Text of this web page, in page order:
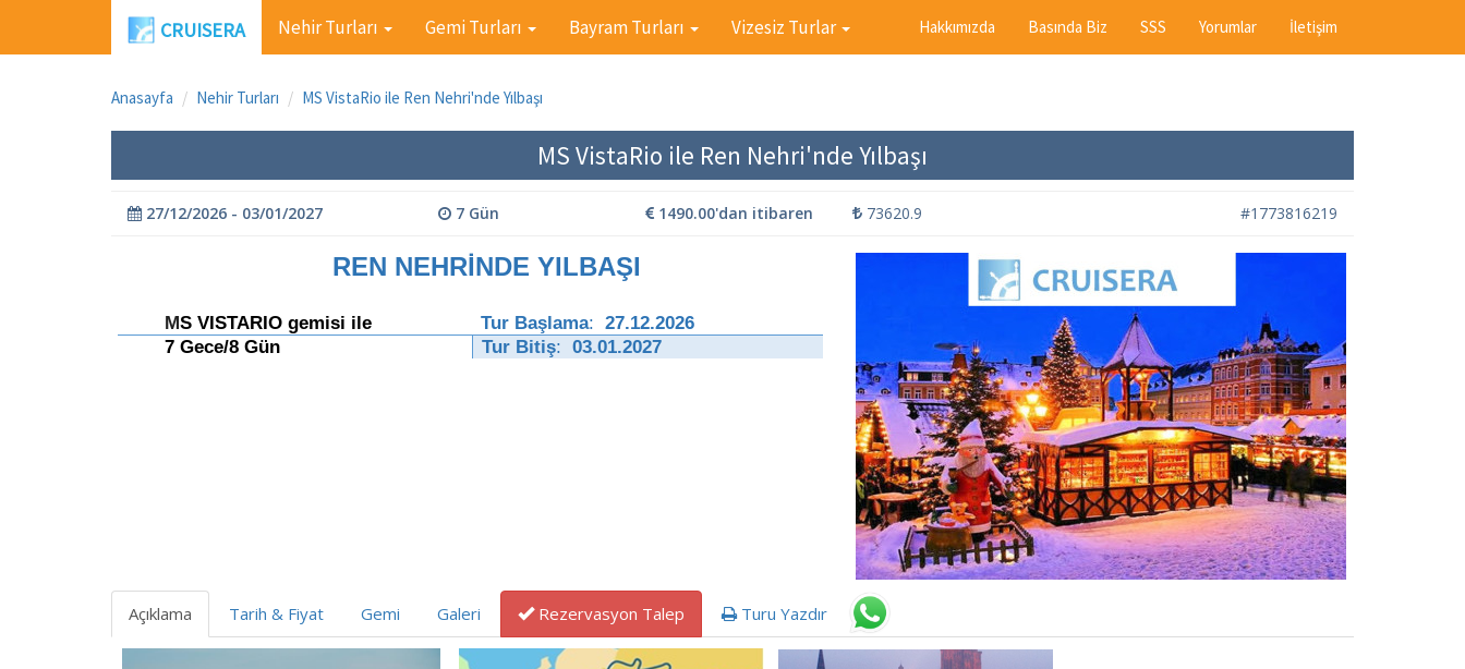
CRUISERA Nehir Turları Gemi Turları Bayram Turları Vizesiz Turlar Hakkımızda Basında Biz SSS Yorumlar İletişim
Anasayfa Nehir Turları MS VistaRio ile Ren Nehri'nde Yılbaşı
MS VistaRio ile Ren Nehri'nde Yılbaşı
27/12/2026 - 03/01/2027 7 Gün 1490.00'dan itibaren 73620.9 #1773816219
REN NEHRİNDE YILBAŞI
MS VISTARIO gemisi ile Tur Başlama: 27.12.2026
7 Gece/8 Gün
Tur Bitiş: 03.01.2027
Açıklama Tarih & Fiyat Gemi Galeri Rezervasyon Talep Turu Yazdır